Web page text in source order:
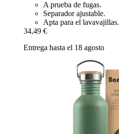
A prueba de fugas.
Separador ajustable.
Apta para el lavavajillas.
34,49 €
Entrega hasta el 18 agosto